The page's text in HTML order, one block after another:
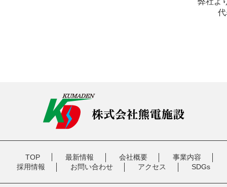
TOP 最新情報 会社概要
事業内容
採用情報
お問い合わせ アクセス SDGs